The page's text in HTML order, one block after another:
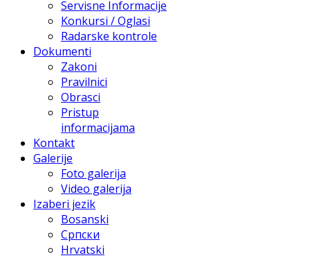
Servisne Informacije
Konkursi / Oglasi
Radarske kontrole
Dokumenti
Zakoni
Pravilnici
Obrasci
Pristup
informacijama
Kontakt
Galerije
Foto galerija
Video galerija
Izaberi jezik
Bosanski
Српски
Hrvatski